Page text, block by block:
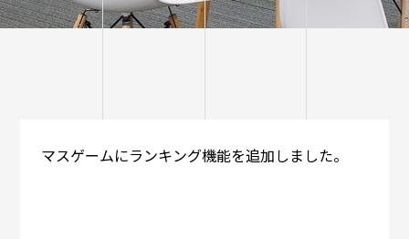
マスゲームにランキング機能を追加しました。